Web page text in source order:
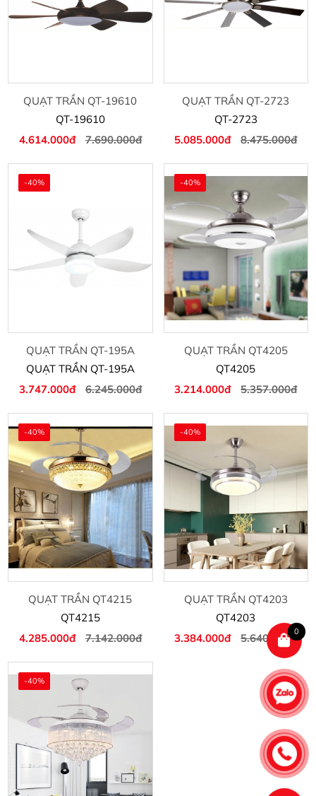
QUẠT TRẦN QT-19610
QT-19610
4.614.000đ
7.690.000đ
QUẠT TRẦN QT-2723
QT-2723
5.085.000đ
8.475.000đ
-40%
QUẠT TRẦN QT-195A
QUẠT TRẦN QT-195A
3.747.000đ
6.245.000đ
-40%
QUẠT TRẦN QT4205
QT4205
3.214.000đ
5.357.000đ
-40%
QUẠT TRẦN QT4215
QT4215
4.285.000đ
7.142.000đ
-40%
QUẠT TRẦN QT4203
QT4203
3.384.000đ
5.640.000đ
-40%
0